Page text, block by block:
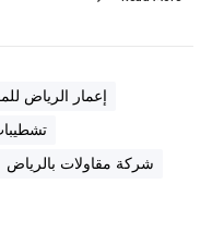
إعمار الرياض
شركة مقاولات بالرياض